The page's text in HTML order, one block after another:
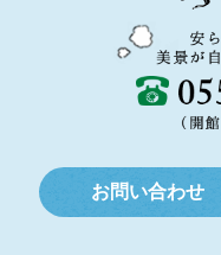
お問い合わせ